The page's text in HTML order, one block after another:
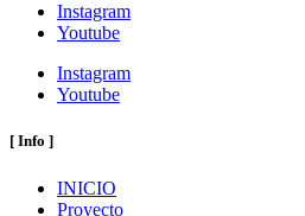
Instagram
Youtube
Instagram
Youtube
[ Info ]
INICIO
Proyecto